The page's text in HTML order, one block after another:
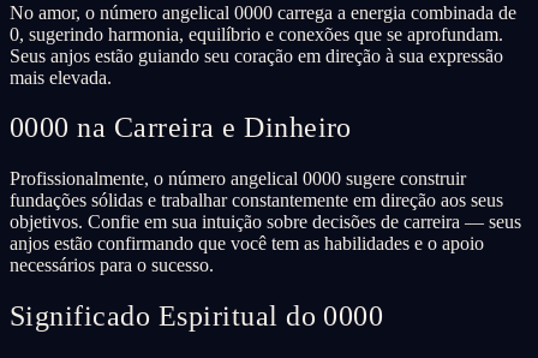
No amor, o número angelical 0000 carrega a energia combinada de
0, sugerindo harmonia, equilíbrio e conexões que se aprofundam.
Seus anjos estão guiando seu coração em direção à sua expressão
mais elevada.
0000 na Carreira e Dinheiro
Profissionalmente, o número angelical 0000 sugere construir
fundações sólidas e trabalhar constantemente em direção aos seus
objetivos. Confie em sua intuição sobre decisões de carreira — seus
anjos estão confirmando que você tem as habilidades e o apoio
necessários para o sucesso.
Significado Espiritual do 0000